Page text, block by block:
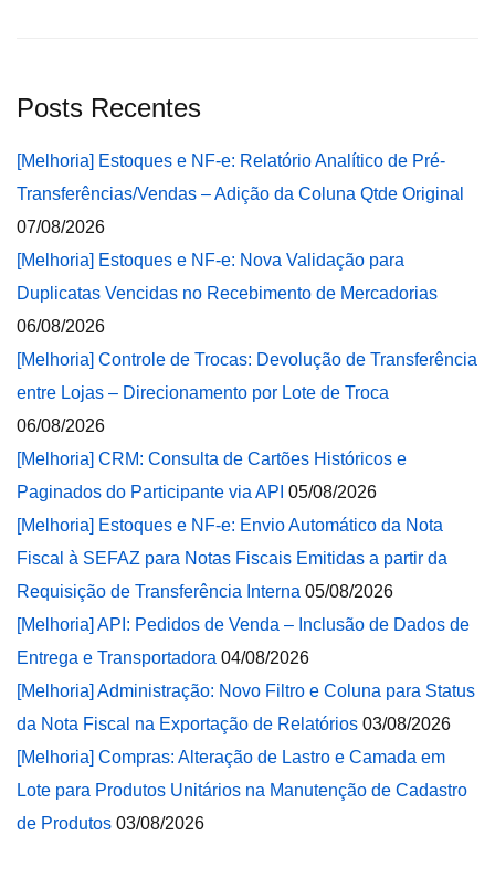
Posts Recentes
[Melhoria] Estoques e NF-e: Relatório Analítico de Pré-
Transferências/Vendas – Adição da Coluna Qtde Original
07/08/2026
[Melhoria] Estoques e NF-e: Nova Validação para
Duplicatas Vencidas no Recebimento de Mercadorias
06/08/2026
[Melhoria] Controle de Trocas: Devolução de Transferência
entre Lojas – Direcionamento por Lote de Troca
06/08/2026
[Melhoria] CRM: Consulta de Cartões Históricos e
Paginados do Participante via API 05/08/2026
[Melhoria] Estoques e NF-e: Envio Automático da Nota
Fiscal à SEFAZ para Notas Fiscais Emitidas a partir da
Requisição de Transferência Interna 05/08/2026
[Melhoria] API: Pedidos de Venda – Inclusão de Dados de
Entrega e Transportadora 04/08/2026
[Melhoria] Administração: Novo Filtro e Coluna para Status
da Nota Fiscal na Exportação de Relatórios 03/08/2026
[Melhoria] Compras: Alteração de Lastro e Camada em
Lote para Produtos Unitários na Manutenção de Cadastro
de Produtos 03/08/2026